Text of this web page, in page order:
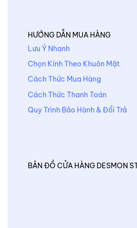
HƯỚNG DẪN MUA HÀNG
Lưu Ý Nhanh
Chọn Kính Theo Khuôn Mặt
Cách Thức Mua Hàng
Cách Thức Thanh Toán
Quy Trình Bảo Hành & Đổi Trả
BẢN ĐỒ CỬA HÀNG DESMON